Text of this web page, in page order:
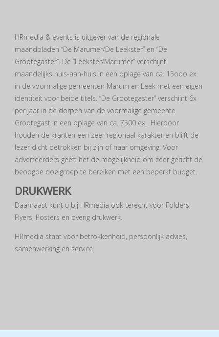
HRmedia & events is uitgever van de regionale
maandbladen “De Marumer/De Leekster” en “De
Grootegaster”. De “Leekster/Marumer” verschijnt
maandelijks huis-aan-huis in een oplage van ca. 15ooo ex.
in de voormalige gemeenten Marum en Leek met een eigen
identiteit voor beide titels. “De Grootegaster” verschijnt 6x
per jaar in de dorpen van de voormalige gemeente
Grootegast in een oplage van ca. 7500 ex. Hierdoor
houden de kranten een zeer regionaal karakter en blijft de
lezer dicht betrokken bij zijn of haar omgeving. Voor
adverteerders geeft het de mogelijkheid om zeer gericht de
beoogde doelgroep te bereiken met een beperkt budget.
DRUKWERK
Daarnaast kunt u bij HRmedia ook terecht voor Folders,
Flyers, Posters en overig drukwerk.
HRmedia staat voor betrokkenheid, persoonlijk advies,
samenwerking en service